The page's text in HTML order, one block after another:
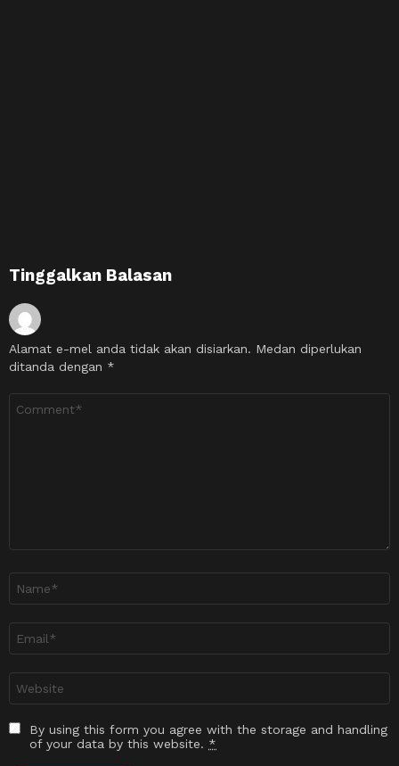
Tinggalkan Balasan
Alamat e-mel anda tidak akan disiarkan. Medan diperlukan
ditanda dengan *
sesawang
By using this form you agree with the storage and handling
of your data by this website. *